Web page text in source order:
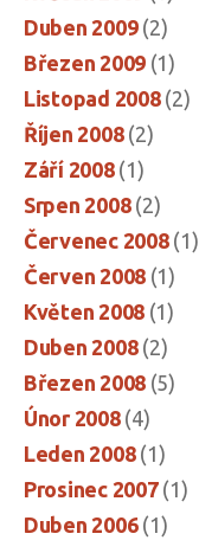
Duben 2009(2)
Březen 2009 (1)
Listopad 2008(2)
Říjen 2008(2)
Září 2008(1)
Srpen 2008(2)
Červenec 2008(1)
Červen 2008 (1)
Květen 2008 (1)
Duben 2008(2)
Březen 2008 (5)
Únor 2008(4)
Leden 2008(1)
Prosinec 2007(1)
Duben 2006(1)